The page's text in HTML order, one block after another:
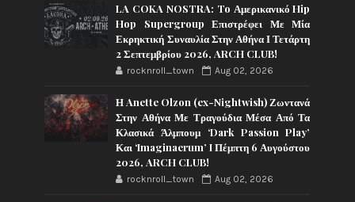
LA COKA NOSTRA: To Αμερικανικό Hip
Hop Supergroup Επιστρέφει Με Μία
Εκρηκτική Συναυλία Στην Αθήνα Ι Τετάρτη
2 Σεπτεμβρίου 2026, ARCH CLUB!
rocknroll_town Aug 02, 2026
Η Anette Olzon (ex-Nightwish) Ζωντανά
Στην Αθήνα Με Τραγούδια Μέσα Από Τα
Κλασικά Άλμπουμ ‘Dark Passion Play’
Και ‘Imaginaerum’ I Πέμπτη 6 Αυγούστου
2026, ARCH CLUB!
rocknroll_town Aug 02, 2026